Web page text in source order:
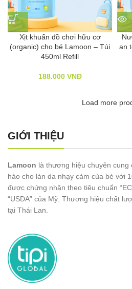
Xịt khuẩn đồ chơi hữu cơ
(organic) cho bé Lamoon – Túi
450ml Refill
188.000 VNĐ
an
Load more
GIỚI THIỆU
Lamoon là thương hiệu chuyên cung
hảo cho làn da nhạy cảm của bé với
được chứng nhận theo tiêu chuẩn
“USDA” của Mỹ. Thương hiệu chất
tại Thái Lan.